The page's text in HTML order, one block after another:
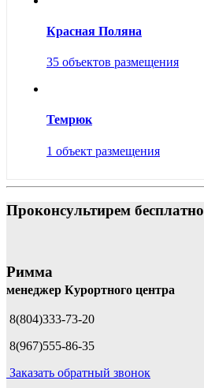
Красная Поляна
35 объектов размещения
Темрюк
1 объект размещения
Проконсультирем бесплатно
Римма
менеджер Курортного центра
8(804)333-73-20
8(967)555-86-35
Заказать обратный звонок